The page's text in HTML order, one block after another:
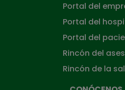
Portal del
Portal del
Portal del
Rincón del
Rincón de la